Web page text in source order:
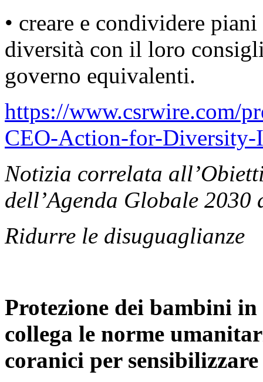
• creare e condividere
diversità con il loro
governo equivalenti.
https://www.csrwire.com/
CEO-Action-for-Diversity-
Notizia correlata
dell’Agenda Globale
Ridurre le disuguaglianze
Protezione dei bambini
collega le norme
coranici per